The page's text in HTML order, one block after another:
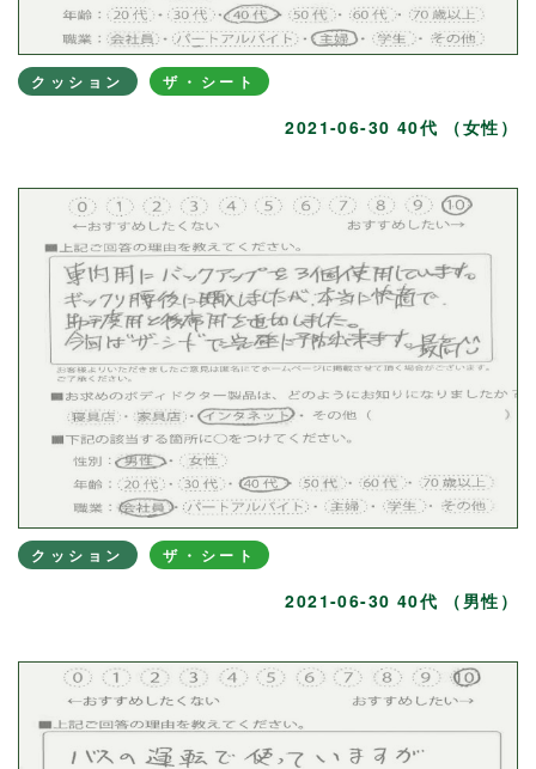
クッション ザ・シート
2021-06-30 40代 （女性）
クッション ザ・シート
2021-06-30 40代 （男性）